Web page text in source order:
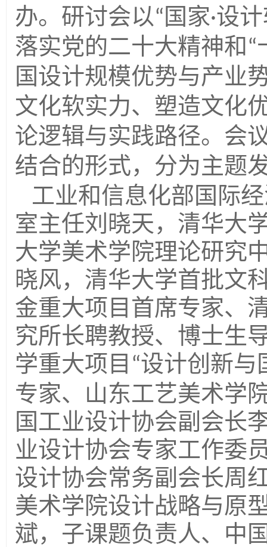
办。研讨会以“ 国家·设
落实党的二十大精神和 “
国设计规模优势与产业
文化软实力、塑造文化
论逻辑与实践路径。会
结合的形式，分为主题
工业和信息化部国际
室主任刘晓天，清华大
大学美术学院理论研究
晓风，清华大学首批文
金重大项目首席专家、
究所长聘教授、博士生
学重大项目 “设计创新与
专家、山东工艺美术学
国工业设计协会副会长
业设计协会专家工作委
设计协会常务副会长周
美术学院设计战略与原
斌，子课题负责人、中